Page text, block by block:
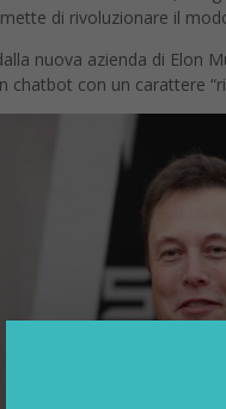
di rivoluzionare il
nuova azienda di Elon
chatbot con un carattere